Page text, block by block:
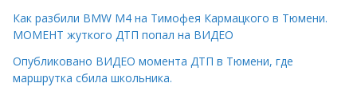
Как разбили BMW M4 на Тимофея Кармацкого в Тюмени.
МОМЕНТ жуткого ДТП попал на ВИДЕО
Опубликовано ВИДЕО момента ДТП в Тюмени, где
маршрутка сбила школьника.